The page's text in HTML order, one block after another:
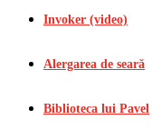
Invoker (video)
Alergarea de seară
Biblioteca lui Pavel